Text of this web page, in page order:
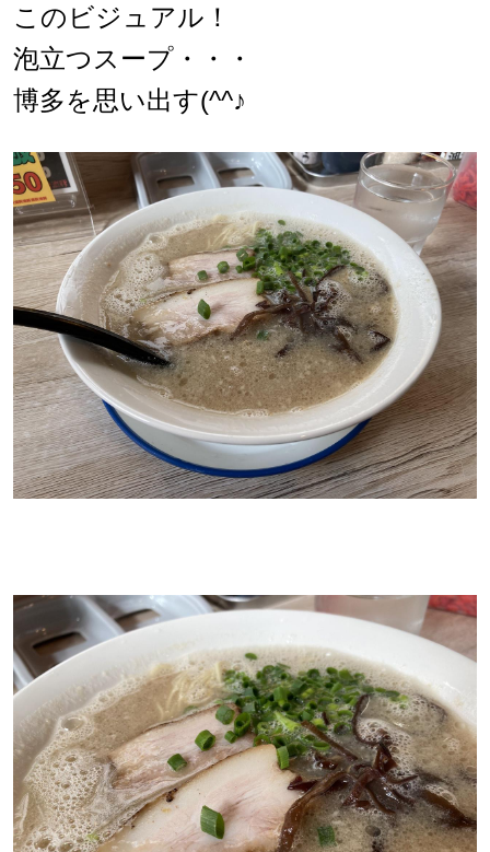
このビジュアル！
泡立つスープ・・・
博多を思い出す(^^♪